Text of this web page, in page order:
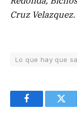
Cruz Velazquez.
Lo que hay que
Facebook